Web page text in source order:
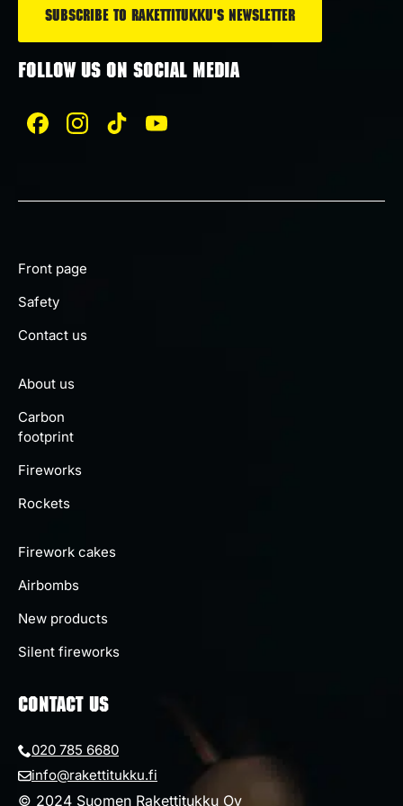
FOLLOW US ON SOCIAL MEDIA
© 2024 Suomen Rakettitukku Oy
Front page
Safety
Contact us
About us
Carbon
footprint
Fireworks
Rockets
Firework cakes
Airbombs
New products
Silent fireworks
CONTACT US
020 785 6680
info@rakettitukku.fi